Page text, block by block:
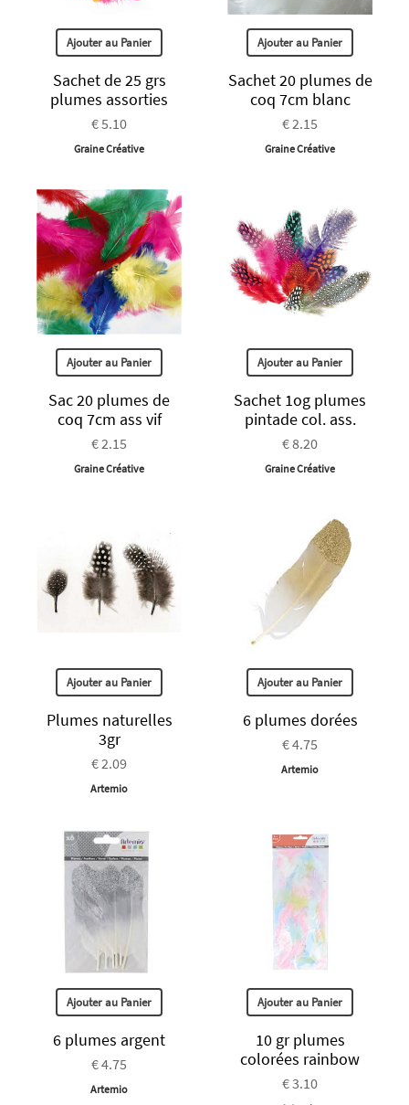
Ajouter au Panier
Sachet de 25 grs
plumes assorties
€ 5.10
Graine Créative
Ajouter au Panier
Sachet 20 plumes de
coq 7cm blanc
€ 2.15
Graine Créative
Ajouter au Panier
Sac 20 plumes de
coq 7cm ass vif
€ 2.15
Graine Créative
Ajouter au Panier
Sachet 1og plumes
pintade col. ass.
€ 8.20
Graine Créative
Ajouter au Panier
Plumes naturelles
3gr
€ 2.09
Artemio
Ajouter au Panier
6 plumes dorées
€ 4.75
Artemio
Ajouter au Panier
6 plumes argent
€ 4.75
Artemio
Ajouter au Panier
10 gr plumes
colorées rainbow
€ 3.10